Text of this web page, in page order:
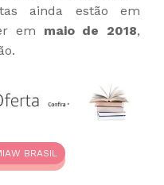
ainda estão em
em maio de 2018,
BRASIL